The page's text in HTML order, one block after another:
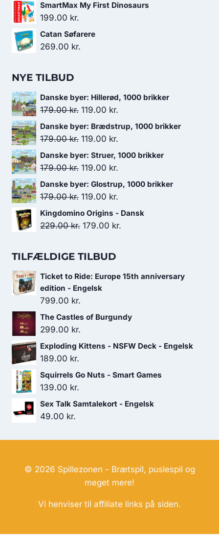
SmartMax My First Dinosaurs
199.00 kr.
Catan Søfarere
269.00 kr.
NYE TILBUD
Danske byer: Hillerød, 1000 brikker
179.00kr. Den
oprindelige
pris
179.00 kr..
119.00 kr.
aktuelle
Danske byer: Brædstrup, 1000 brikker
179.00kr. Den
oprindelige
pris
179.00 kr..
119.00 kr.
aktuelle
119.00 kr..
Danske byer: Struer, 1000 brikker
179.00kr. Den
oprindelige
pris
179.00 kr..
119.00 kr.
aktuelle
Danske byer: Glostrup, 1000 brikker
179.00kr. Den
oprindelige
pris
119.00 kr.
aktuelle
pris
Kingdomino Origins - Dansk
229.00kr. Den
pris
229.00 kr..
179.00 kr.
179.00 kr..
TILFÆLDIGE TILBUD
Ticket to Ride: Europe 15th anniversary
edition - Engelsk
799.00 kr.
The Castles of Burgundy
299.00 kr.
Exploding Kittens - NSFW Deck - Engelsk
189.00 kr.
Squirrels Go Nuts - Smart Games
139.00 kr.
Sex Talk Samtalekort - Engelsk
49.00 kr.
© 2026 Spillezonen - Brætspil, puslespil og
meget mere!
Vi henviser til affiliate links på siden.